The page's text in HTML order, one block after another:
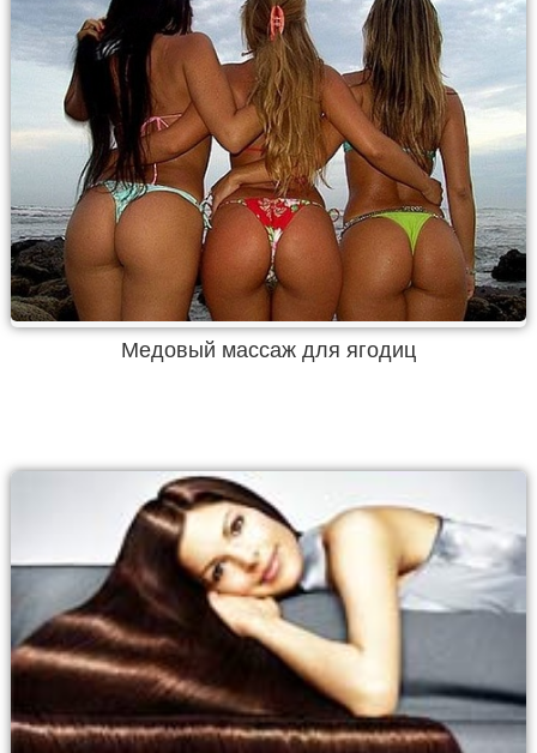
Медовый массаж для ягодиц